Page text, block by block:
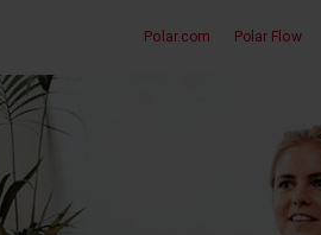
Polar.com Polar Flow